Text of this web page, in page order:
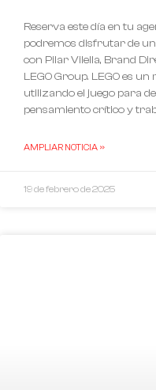
Reserva este día en tu
podremos disfrutar de
con Pilar Vilella, Brand
LEGO Group. LEGO es
utilizando el juego para
pensamiento crítico y
AMPLIAR NOTICIA »
19 de febrero de 2025